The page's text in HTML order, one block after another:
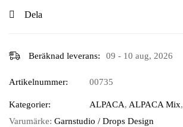
Dela
Beräknad leverans: 09 - 10 aug, 2026
Artikelnummer: 00735
Kategorier: ALPACA, ALPACA Mix,
Varumärke: Garnstudio / Drops Design